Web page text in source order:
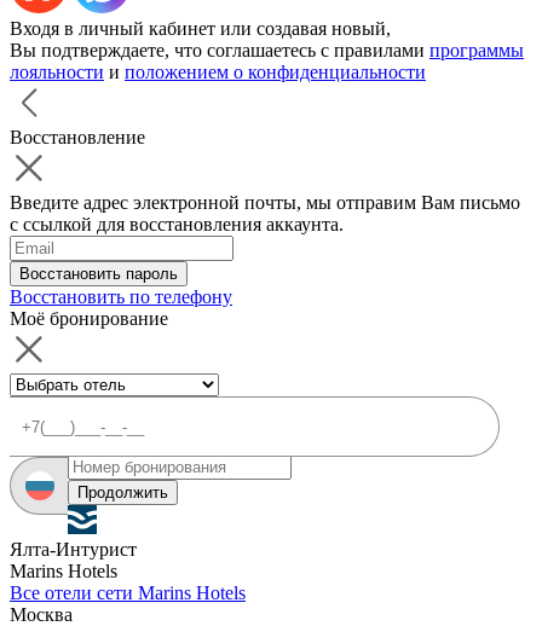
Входя в личный кабинет или создавая новый,
Вы подтверждаете, что соглашаетесь с правилами программы
лояльности и положением о конфиденциальности
Восстановление
Введите адрес электронной почты, мы отправим Вам письмо
с ссылкой для восстановления аккаунта.
Восстановить пароль
Восстановить по телефону
Моё бронирование
Продолжить
Ялта-Интурист
Marins Hotels
Все отели сети Marins Hotels
Москва